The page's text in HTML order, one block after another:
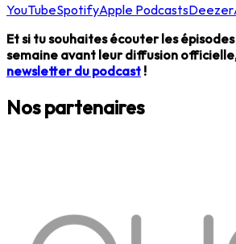
YouTubeSpotifyApple PodcastsDeezer
Et si tu souhaites écouter les
semaine avant leur diffusion
newsletter du podcast !
Nos partenaires